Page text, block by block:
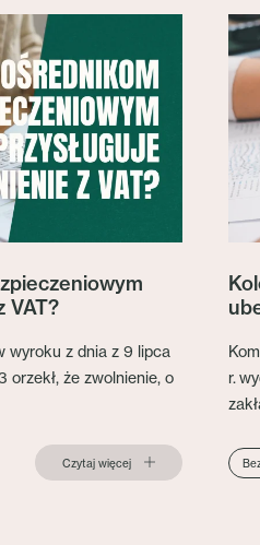
VAT?
wyroku z dnia z 9 lipca
orzekł, że zwolnienie, o
Czytaj więcej
r.